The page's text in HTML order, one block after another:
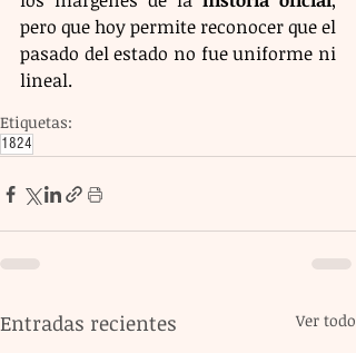
pero que hoy permite reconocer que el
pasado del estado no fue uniforme ni
lineal.
Etiquetas:
1824
Entradas recientes Ver todo